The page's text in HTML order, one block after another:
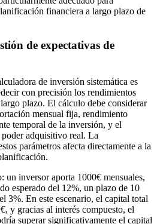
financiera a largo plazo de
de expectativas de
de inversión sistemática es
con precisión los rendimientos
plazo. El cálculo debe considerar
mensual fija, rendimiento
temporal de la inversión, y el
adquisitivo real. La
parámetros afecta directamente a la
un inversor aporta 1000€ mensuales,
esperado del 12%, un plazo de 10
3%. En este escenario, el capital total
y gracias al interés compuesto, el
superar significativamente el capital